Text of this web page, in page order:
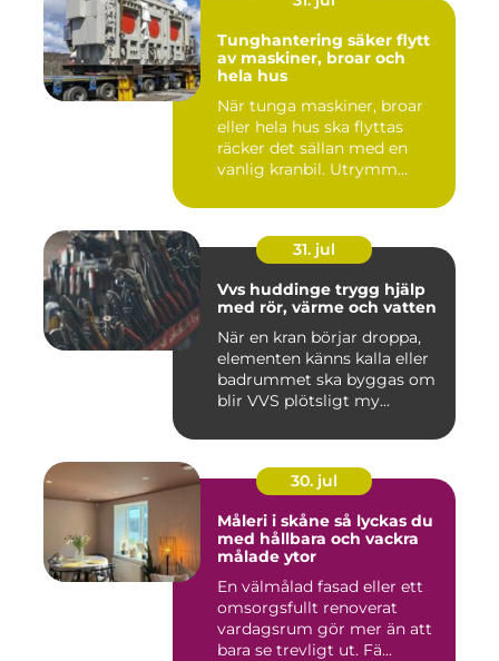
Tunghantering säker flytt
av maskiner, broar och
hela hus
När tunga maskiner, broar
eller hela hus ska flyttas
räcker det sällan med en
vanlig kranbil. Utrymm...
31. jul
Vvs huddinge trygg hjälp
med rör, värme och vatten
När en kran börjar droppa,
elementen känns kalla eller
badrummet ska byggas om
blir VVS plötsligt my...
30. jul
Måleri i skåne så lyckas du
med hållbara och vackra
målade ytor
En välmålad fasad eller ett
omsorgsfullt renoverat
vardagsrum gör mer än att
bara se trevligt ut. Fä...